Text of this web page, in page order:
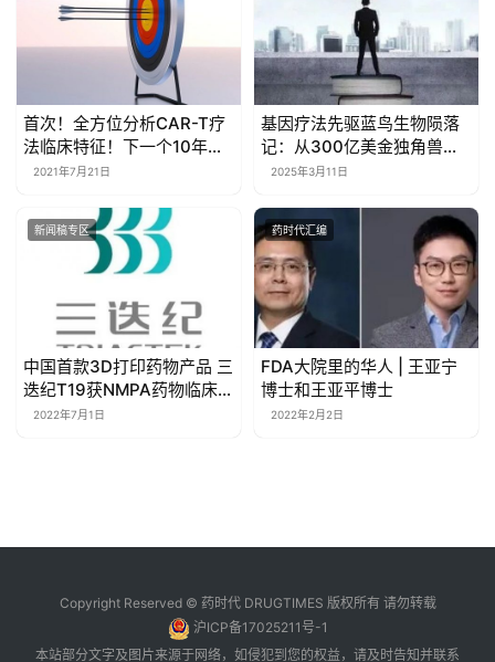
首次！全方位分析CAR-T疗
法临床特征！下一个10年，
CAR-T疗法如何发展？
2021年7月21日
基因疗法先驱蓝鸟生物陨落
记：从300亿美金独角兽到
2900万"贱卖"背后的行业警
2025年3月11日
新闻稿专区
中国首款3D打印药物产品 三
迭纪T19获NMPA药物临床试
验（IND）批准
2022年7月1日
药时代汇编
FDA大院里的华人 | 王亚宁
博士和王亚平博士
2022年2月2日
Copyright Reserved © 药时代 DRUGTIMES 版权所有 请勿转载
沪ICP备17025211号-1
本站部分文字及图片来源于网络，如侵犯到您的权益，请及时告知并联系